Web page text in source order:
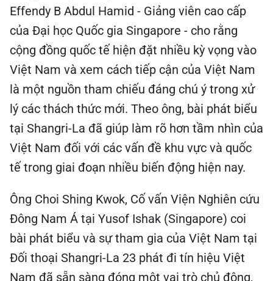
Việt Nam và xem cách tiếp cận của Việt Nam
là một nguồn tham chiếu đáng chú ý trong xử
lý các thách thức mới. Theo ông, bài phát biểu
tại Shangri-La đã giúp làm rõ hơn tầm nhìn của
Việt Nam đối với các vấn đề khu vực và quốc
tế trong giai đoạn nhiều biến động hiện nay.
Ông Choi Shing Kwok, Cố vấn Viện Nghiên cứu
Đông Nam Á tại Yusof Ishak (Singapore) coi
Đối thoại Shangri-La 23 phát đi tín hiệu Việt
Nam đã sẵn sàng đóng một vai trò chủ động,
tích cực và quan trọng hơn nữa trong các vấn
đề khu vực.